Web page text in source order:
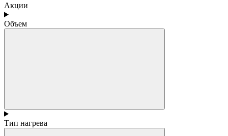
Акции
Объем
Тип нагрева